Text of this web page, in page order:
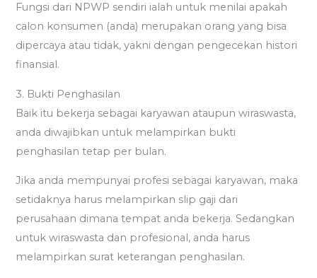
Fungsi dari NPWP sendiri ialah untuk menilai apakah
calon konsumen (anda) merupakan orang yang bisa
dipercaya atau tidak, yakni dengan pengecekan histori
finansial.
3. Bukti Penghasilan
Baik itu bekerja sebagai karyawan ataupun wiraswasta,
anda diwajibkan untuk melampirkan bukti
penghasilan tetap per bulan.
Jika anda mempunyai profesi sebagai karyawan, maka
setidaknya harus melampirkan slip gaji dari
perusahaan dimana tempat anda bekerja. Sedangkan
untuk wiraswasta dan profesional, anda harus
melampirkan surat keterangan penghasilan.